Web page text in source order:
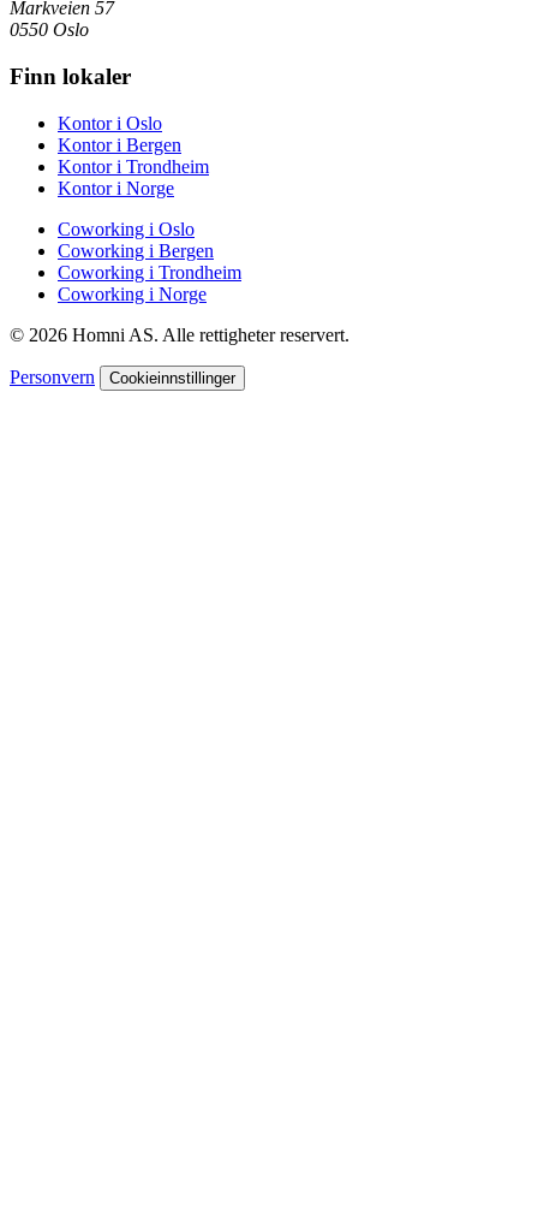
Markveien 57
0550 Oslo
Finn lokaler
Kontor i Oslo
Kontor i Bergen
Kontor i Trondheim
Kontor i Norge
Coworking i Oslo
Coworking i Bergen
Coworking i Trondheim
Coworking i Norge
© 2026 Homni AS. Alle rettigheter reservert.
Personvern Cookieinnstillinger